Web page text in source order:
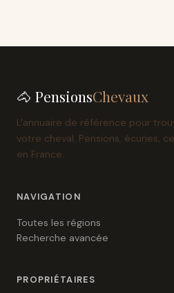
🐴 PensionsChevaux
L'annuaire de référence pour
votre cheval. Pensions, écuries,
en France.
NAVIGATION
Toutes les régions
Recherche avancée
PROPRIÉTAIRES